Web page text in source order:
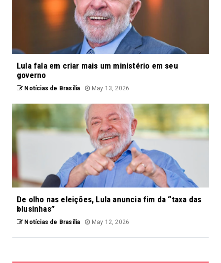
Lula fala em criar mais um ministério em seu
governo
Notícias de Brasília May 13, 2026
De olho nas eleições, Lula anuncia fim da “taxa das
blusinhas”
Notícias de Brasília May 12, 2026